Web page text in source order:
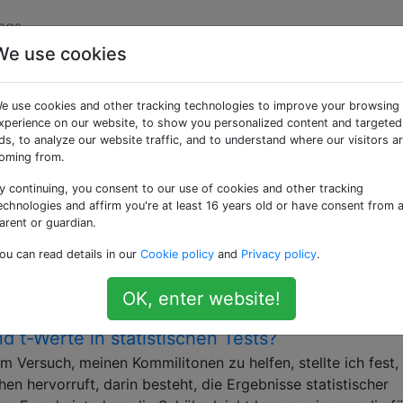
getaggte Fragen
aus den Ergebnissen einer statistischen
verstehen?
der Freiheitsgrade einer Statistik: In der Statistik
Anzahl der Werte in der endgültigen Berechnung einer
statistischer Parameter können auf unterschiedlichen
basieren. Die Anzahl unabhängiger Informationen , …
t-Werte in statistischen Tests?
Versuch, meinen Kommilitonen zu helfen, stellte ich fest,
hervorruft, darin besteht, die Ergebnisse statistischer
use cookies
use cookies and other tracking technologies to improve your browsing
on our website, to show you personalized content and targeted
to analyze our website traffic, and to understand where our visitors
from.
continuing, you consent to our use of cookies and other tracking
and affirm you're at least 16 years old or have consent from a
or guardian.
can read details in our Cookie policy and Privacy policy.
OK, enter website!